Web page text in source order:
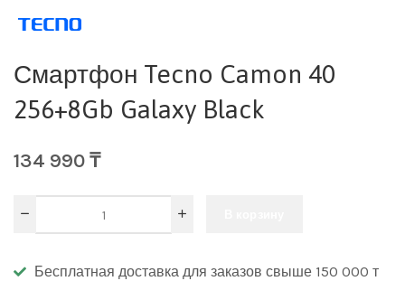
Смартфон Tecno Camon 40
256+8Gb Galaxy Black
134 990₸
Бесплатная доставка для заказов свыше 150 000 т